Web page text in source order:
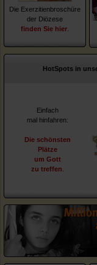
Die Exerzitienbroschüre
der Diözese
finden Sie hier
HotSpots in
Einfach
mal hinfahren:
Die schönsten
Plätze
um Gott
zu treffen